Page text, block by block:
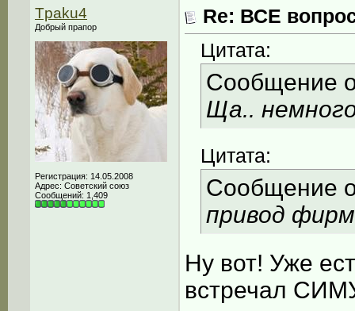
Tpaku4
Добрый прапор
Регистрация: 14.05.2008
Адрес: Советский союз
Сообщений: 1,409
Re: ВСЕ
Цитата:
Сообщение
Ща..
Цитата:
Сообщение
привод
Ну вот! Уже
встречал